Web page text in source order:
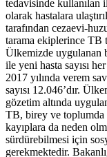
tedavisinde kullanılan
olarak hastalara
tarafından cezaevi-
tarama ekiplerince TB
Ülkemizde uygulanan
ile yeni hasta sayısı
2017 yılında verem
sayısı 12.046’dır.
gözetim altında
TB, birey ve toplumda
kayıplara da neden
sürdürebilmesi için
gerekmektedir.